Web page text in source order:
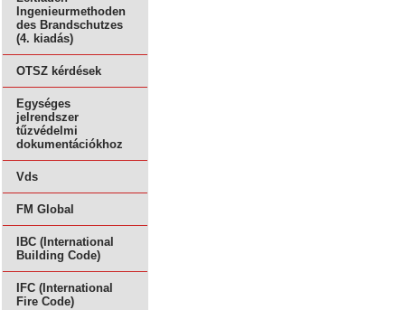
Ingenieurmethoden
des Brandschutzes
(4. kiadás)
OTSZ kérdések
Egységes
jelrendszer
tűzvédelmi
dokumentációkhoz
Vds
FM Global
IBC (International
Building Code)
IFC (International
Fire Code)